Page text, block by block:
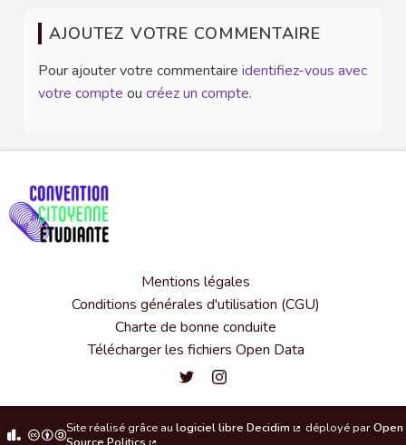
AJOUTEZ VOTRE COMMENTAIRE
Pour ajouter votre commentaire identifiez-vous avec
votre compte ou créez un compte.
Mentions légales
Conditions générales d'utilisation (CGU)
Charte de bonne conduite
Télécharger les fichiers Open Data
Convention citoyenne étudiante
Convention citoyenne
Site réalisé grâce au logiciel libre Decidim déployé parOpen